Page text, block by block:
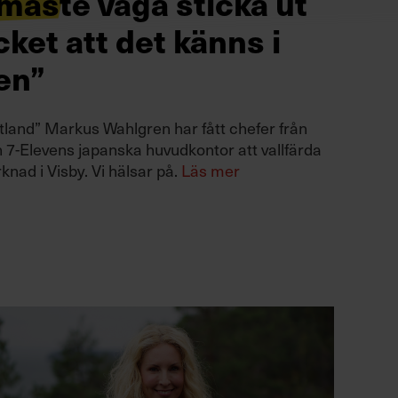
att det känns i
Markus Wahlgren har fått chefer från
Elevens japanska huvudkontor att vallfärda
i Visby. Vi hälsar på. Läs mer